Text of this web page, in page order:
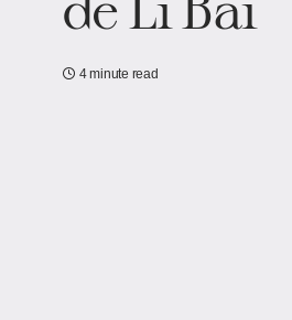
4 minute read